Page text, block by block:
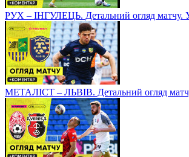
РУХ – ІНГУЛЕЦЬ. Детальний огляд матчу.
МЕТАЛІСТ – ЛЬВІВ. Детальний огляд